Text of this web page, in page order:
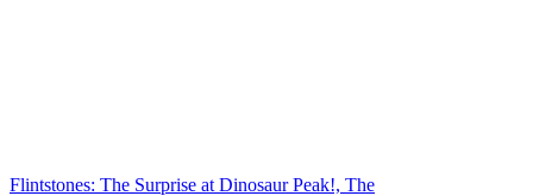
Flintstones: The Surprise at Dinosaur Peak!, The